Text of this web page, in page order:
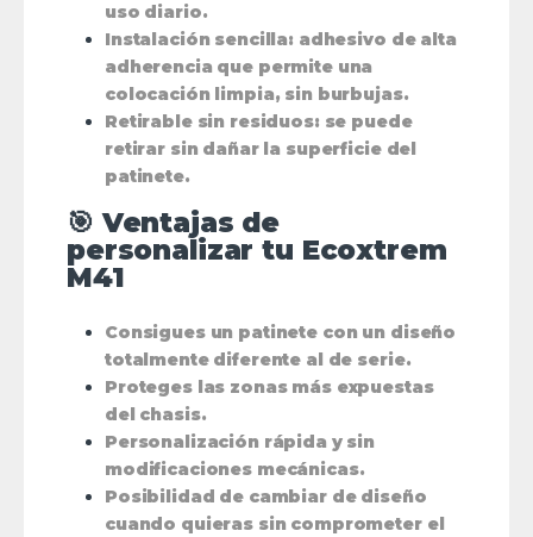
uso diario.
Instalación sencilla: adhesivo de alta
adherencia que permite una
colocación limpia, sin burbujas.
Retirable sin residuos: se puede
retirar sin dañar la superficie del
patinete.
🎯 Ventajas de
personalizar tu Ecoxtrem
M41
Consigues un patinete con un diseño
totalmente diferente al de serie.
Proteges las zonas más expuestas
del chasis.
Personalización rápida y sin
modificaciones mecánicas.
Posibilidad de cambiar de diseño
cuando quieras sin comprometer el